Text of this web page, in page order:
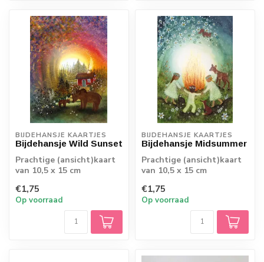
BIJDEHANSJE KAARTJES
Bijdehansje Wild Sunset
Prachtige (ansicht)kaart
van 10,5 x 15 cm
€1,75
Op voorraad
BIJDEHANSJE KAARTJES
Bijdehansje Midsummer
Prachtige (ansicht)kaart
van 10,5 x 15 cm
€1,75
Op voorraad